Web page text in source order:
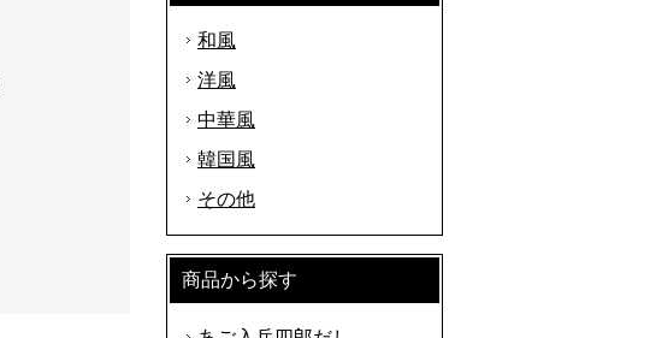
和風
洋風
中華風
韓国風
その他
商品から探す